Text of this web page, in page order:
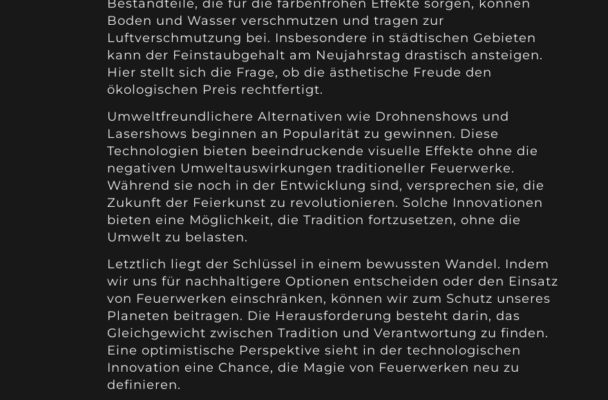
Bestandteile, die für die farbenfrohen Effekte sorgen, können
Boden und Wasser verschmutzen und tragen zur
Luftverschmutzung bei. Insbesondere in städtischen Gebieten
kann der Feinstaubgehalt am Neujahrstag drastisch ansteigen.
Hier stellt sich die Frage, ob die ästhetische Freude den
ökologischen Preis rechtfertigt.
Umweltfreundlichere Alternativen wie Drohnenshows und
Lasershows beginnen an Popularität zu gewinnen. Diese
Technologien bieten beeindruckende visuelle Effekte ohne die
negativen Umweltauswirkungen traditioneller Feuerwerke.
Während sie noch in der Entwicklung sind, versprechen sie, die
Zukunft der Feierkunst zu revolutionieren. Solche Innovationen
bieten eine Möglichkeit, die Tradition fortzusetzen, ohne die
Umwelt zu belasten.
Letztlich liegt der Schlüssel in einem bewussten Wandel. Indem
wir uns für nachhaltigere Optionen entscheiden oder den Einsatz
von Feuerwerken einschränken, können wir zum Schutz unseres
Planeten beitragen. Die Herausforderung besteht darin, das
Gleichgewicht zwischen Tradition und Verantwortung zu finden.
Eine optimistische Perspektive sieht in der technologischen
Innovation eine Chance, die Magie von Feuerwerken neu zu
definieren.